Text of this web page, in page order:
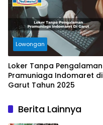
Lowongan
Loker Tanpa Pengalaman
Pramuniaga Indomaret di
Garut Tahun 2025
Berita Lainnya